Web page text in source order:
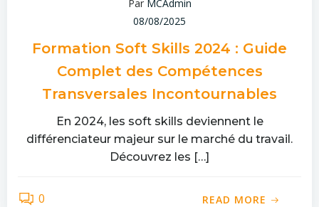
Par MCAdmin
08/08/2025
Formation Soft Skills 2024 : Guide
Complet des Compétences
Transversales Incontournables
En 2024, les soft skills deviennent le
différenciateur majeur sur le marché du travail.
Découvrez les […]
0 READ MORE